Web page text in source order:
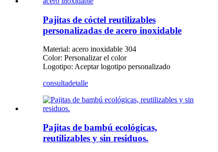
Pajitas de cóctel reutilizables
personalizadas de acero inoxidable
Material: acero inoxidable 304
Color: Personalizar el color
Logotipo: Aceptar logotipo personalizado
consultadetalle
Pajitas de bambú ecológicas,
reutilizables y sin residuos.